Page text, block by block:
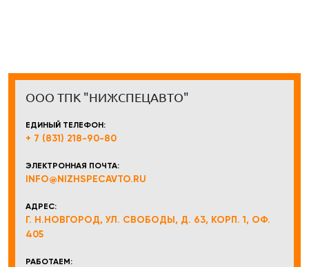
ООО ТПК "НИЖСПЕЦАВТО"
ЕДИНЫЙ ТЕЛЕФОН:
+ 7 (831) 218-90-80
ЭЛЕКТРОННАЯ ПОЧТА:
INFO@NIZHSPECAVTO.RU
АДРЕС:
Г. Н.НОВГОРОД, УЛ. СВОБОДЫ, Д. 63, КОРП. 1, ОФ.
405
РАБОТАЕМ: